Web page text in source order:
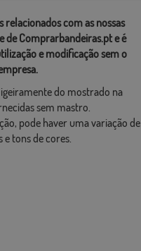
com as nossas
de Comprarbandeiras.pt e é
e modificação sem o
do mostrado na
sem mastro.
pode haver uma variação de
tons de cores.